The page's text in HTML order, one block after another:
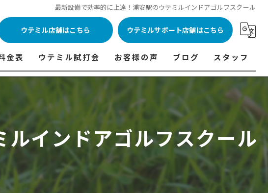
最新設備で効率的に上達！浦安駅のウテミルインドアゴルフスクール
ウテミル店舗はこちら ウテミルサポート店舗はこちら
GOLFCLUB)
金表
浦安駅前店 料金表
市原インドアゴルフ 料金表
ウテミルスクール高崎店 料金表
サポート店舗 料金表
ウテミル試打会
ウテミル試打会とは・・・
ウテミル試打会日程
フィッテイング・試打会 商品ラインナップ一覧
よくある質問
お客様の声
フィッテイング・試打会参加者の声
ブログ スタッフ
代表あいさつ
インドアゴルフスクール